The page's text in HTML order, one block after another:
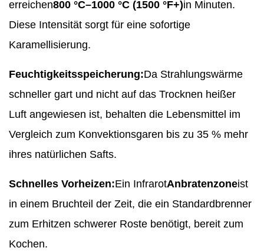
erreichen800 °C–1000 °C (1500 °F+)in Minuten.
Diese Intensität sorgt für eine sofortige
Karamellisierung.
Feuchtigkeitsspeicherung:Da Strahlungswärme
schneller gart und nicht auf das Trocknen heißer
Luft angewiesen ist, behalten die Lebensmittel im
Vergleich zum Konvektionsgaren bis zu 35 % mehr
ihres natürlichen Safts.
Schnelles Vorheizen:Ein InfrarotAnbratenzoneist
in einem Bruchteil der Zeit, die ein Standardbrenner
zum Erhitzen schwerer Roste benötigt, bereit zum
Kochen.